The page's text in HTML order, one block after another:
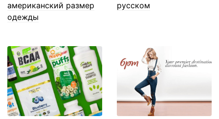
американский размер
одежды
русском